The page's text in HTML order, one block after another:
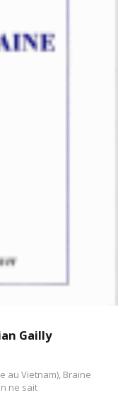
Gailly
au Vietnam), Braine
ne sait